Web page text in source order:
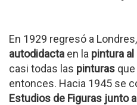
En 1929 regresó a
autodidacta en la pintura al
casi todas las pinturas
entonces. Hacia 1945 se
Estudios de Figuras junto